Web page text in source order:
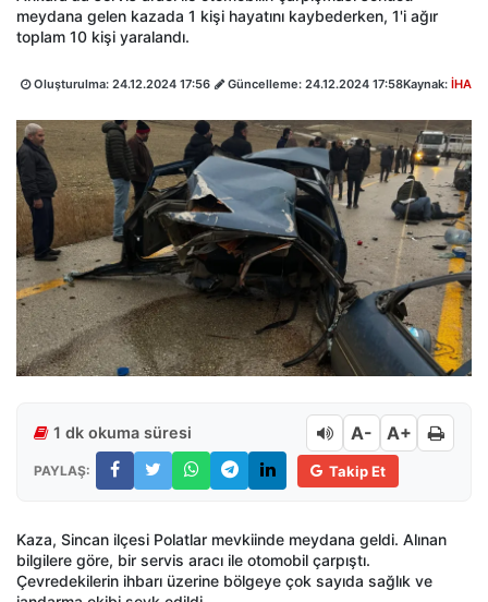
meydana gelen kazada 1 kişi hayatını kaybederken, 1'i ağır
toplam 10 kişi yaralandı.
Oluşturulma: 24.12.2024 17:56 Güncelleme: 24.12.2024 17:58Kaynak: İHA
1 dk okuma süresi A- A+
PAYLAŞ: Takip Et
Kaza, Sincan ilçesi Polatlar mevkiinde meydana geldi. Alınan
bilgilere göre, bir servis aracı ile otomobil çarpıştı.
Çevredekilerin ihbarı üzerine bölgeye çok sayıda sağlık ve